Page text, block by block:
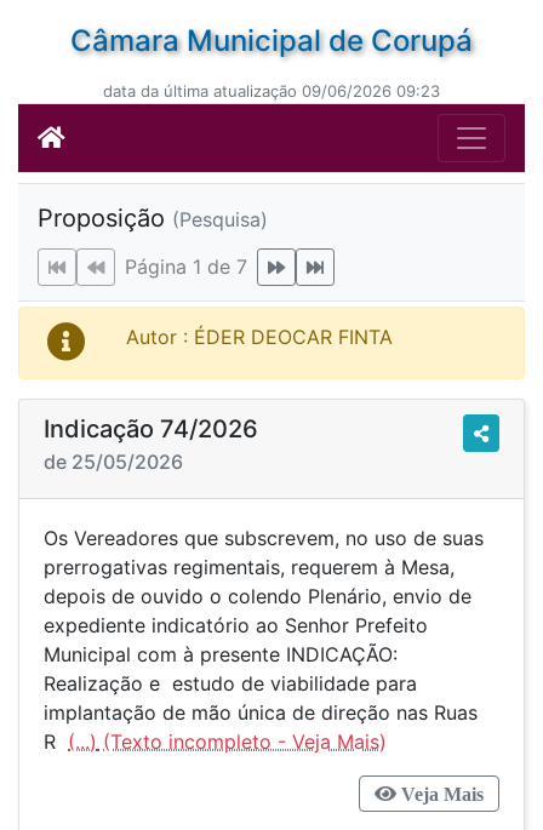
Câmara Municipal de Corupá
data da última atualização 09/06/2026 09:23
Proposição (Pesquisa)
Página 1 de 7
Autor : ÉDER DEOCAR FINTA
Indicação 74/2026
de 25/05/2026
Os Vereadores que subscrevem, no uso de suas
prerrogativas regimentais, requerem à Mesa,
depois de ouvido o colendo Plenário, envio de
expediente indicatório ao Senhor Prefeito
Municipal com à presente INDICAÇÃO:
Realização e estudo de viabilidade para
implantação de mão única de direção nas Ruas
R (...)
Veja Mais